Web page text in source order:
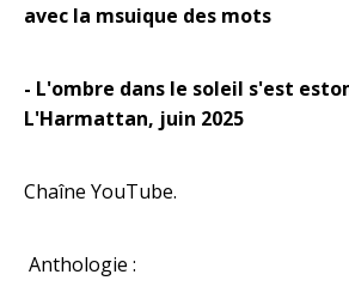
avec la msuique des mots
- L'ombre dans le soleil s'est
L'Harmattan, juin 2025
Chaîne YouTube.
Anthologie :